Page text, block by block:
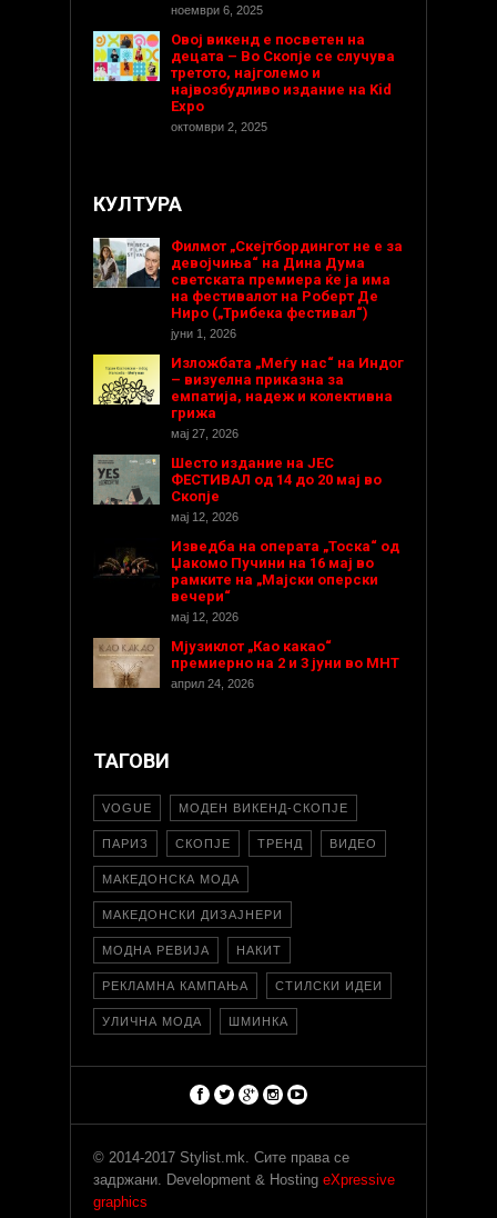
ноември 6, 2025
Овој викенд е посветен на
децата – Во Скопје се случува
третото, најголемо и
највозбудливо издание на Kid
Expo
октомври 2, 2025
КУЛТУРА
Филмот „Скејтбордингот не е за
девојчиња“ на Дина Дума
светската премиера ќе ја има
на фестивалот на Роберт Де
Ниро („Трибека фестивал“)
јуни 1, 2026
Изложбата „Меѓу нас“ на Индог
– визуелна приказна за
емпатија, надеж и колективна
грижа
мај 27, 2026
Шесто издание на ЈЕС
ФЕСТИВАЛ од 14 до 20 мај во
Скопје
мај 12, 2026
Изведба на операта „Тоска“ од
Џакомо Пучини на 16 мај во
рамките на „Мајски оперски
вечери“
мај 12, 2026
Мјузиклот „Као какао“
премиерно на 2 и 3 јуни во МНТ
април 24, 2026
ТАГОВИ
VOGUE МОДЕН ВИКЕНД-СКОПЈЕ
ПАРИЗ СКОПЈЕ ТРЕНД ВИДЕО
МАКЕДОНСКА МОДА
МАКЕДОНСКИ ДИЗАЈНЕРИ
МОДНА РЕВИЈА НАКИТ
РЕКЛАМНА КАМПАЊА СТИЛСКИ ИДЕИ
УЛИЧНА МОДА ШМИНКА
© 2014-2017 Stylist.mk. Сите права се
задржани. Development & Hosting eXpressive
graphics